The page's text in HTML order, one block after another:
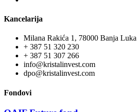
Kancelarija
Milana Rakića 1, 78000 Banja Luka
+ 387 51 320 230
+ 387 51 307 266
info@kristalinvest.com
dpo@kristalinvest.com
Fondovi